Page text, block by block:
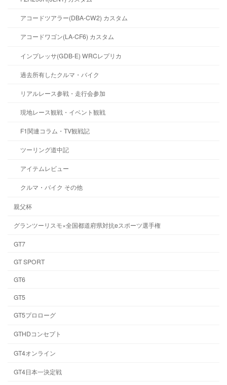
アコードツアラー(DBA-CW2) カスタム
アコードワゴン(LA-CF6) カスタム
インプレッサ(GDB-E) WRCレプリカ
過去所有したクルマ・バイク
リアルレース参戦・走行会参加
現地レース観戦・イベント観戦
F1関連コラム・TV観戦記
ツーリング道中記
アイテムレビュー
クルマ・バイク その他
親父杯
グランツーリスモ×全国都道府県対抗eスポーツ選手権
GT7
GT SPORT
GT6
GT5
GT5プロローグ
GTHDコンセプト
GT4オンライン
GT4日本一決定戦